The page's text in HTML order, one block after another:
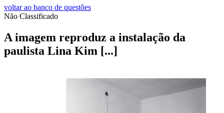
voltar ao banco de questões
Não Classificado
A imagem reproduz a instalação da
paulista Lina Kim [...]